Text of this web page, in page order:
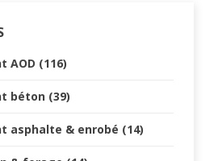
AOD (116)
béton (39)
asphalte & enrobé (14)